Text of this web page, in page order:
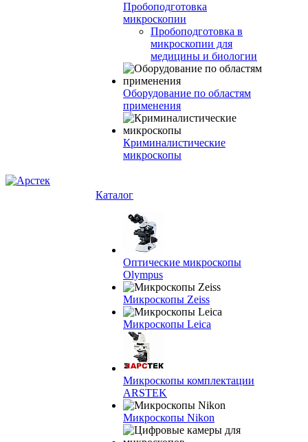
Пробоподготовка
микроскопии
Пробоподготовка в
микроскопии для
медицины и биологии
Оборудование по областям
применения
Криминалистические
микроскопы
Каталог
Оптические микроскопы
Olympus
Микроскопы Zeiss
Микроскопы Leica
Микроскопы комплектации
ARSTEK
Микроскопы Nikon